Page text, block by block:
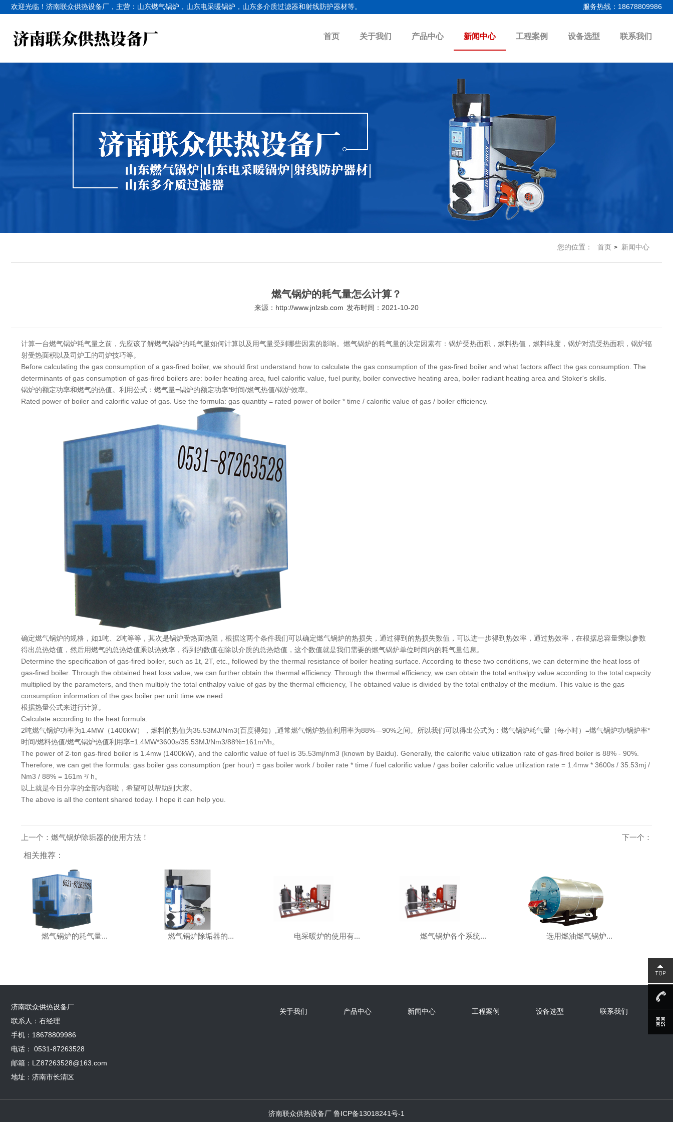
欢迎光临！济南联众供热设备厂，主营： 山东燃气锅炉 ， 山东电采暖锅炉 ， 山东多介质过滤器和射线防护器材等。 服务热线：18678809986
首页 关于我们 产品中心 新闻中心 工程案例 设备选型 联系我们
您的位置： 首页 > 新闻中心
燃气锅炉的耗气量怎么计算？
来源： http://www.jnlzsb.com 发布时间：2021-10-20
计算一台燃气锅炉耗气量之前，先应该了解燃气锅炉的耗气量如何计算以及用气量受到哪些因素的影响。燃气锅炉的耗气量的决定因素有：锅炉受热面积，燃料热值，燃料纯度，锅炉对流受热面积，锅炉辐
射受热面积以及司炉工的司炉技巧等。
Before calculating the gas consumption of a gas-fired boiler, we should first understand how to calculate the gas consumption of the gas-fired boiler and what factors affect the gas consumption. The
determinants of gas consumption of gas-fired boilers are: boiler heating area, fuel calorific value, fuel purity, boiler convective heating area, boiler radiant heating area and Stoker's skills.
锅炉的额定功率和燃气的热值。利用公式：燃气量=锅炉的额定功率*时间/燃气热值/锅炉效率。
Rated power of boiler and calorific value of gas. Use the formula: gas quantity = rated power of boiler * time / calorific value of gas / boiler efficiency.
确定燃气锅炉的规格，如1吨、2吨等等，其次是锅炉受热面热阻，根据这两个条件我们可以确定燃气锅炉的热损失，通过得到的热损失数值，可以进一步得到热效率，通过热效率，在根据总容量乘以参数
得出总热焓值，然后用燃气的总热焓值乘以热效率，得到的数值在除以介质的总热焓值，这个数值就是我们需要的燃气锅炉单位时间内的耗气量信息。
Determine the specification of gas-fired boiler, such as 1t, 2T, etc., followed by the thermal resistance of boiler heating surface. According to these two conditions, we can determine the heat loss of
gas-fired boiler. Through the obtained heat loss value, we can further obtain the thermal efficiency. Through the thermal efficiency, we can obtain the total enthalpy value according to the total capacity
multiplied by the parameters, and then multiply the total enthalpy value of gas by the thermal efficiency, The obtained value is divided by the total enthalpy of the medium. This value is the gas
consumption information of the gas boiler per unit time we need.
根据热量公式来进行计算。
Calculate according to the heat formula.
2吨燃气锅炉功率为1.4MW（1400kW），燃料的热值为35.53MJ/Nm3(百度得知）,通常燃气锅炉热值利用率为88%—90%之间。所以我们可以得出公式为：燃气锅炉耗气量（每小时）=燃气锅炉功/锅炉率*
时间/燃料热值/燃气锅炉热值利用率=1.4MW*3600s/35.53MJ/Nm3/88%=161m³/h。
The power of 2-ton gas-fired boiler is 1.4mw (1400kW), and the calorific value of fuel is 35.53mj/nm3 (known by Baidu). Generally, the calorific value utilization rate of gas-fired boiler is 88% - 90%.
Therefore, we can get the formula: gas boiler gas consumption (per hour) = gas boiler work / boiler rate * time / fuel calorific value / gas boiler calorific value utilization rate = 1.4mw * 3600s / 35.53mj /
Nm3 / 88% = 161m ³/ h。
以上就是今日分享的全部内容啦，希望可以帮助到大家。
The above is all the content shared today. I hope it can help you.
上一个：燃气锅炉除垢器的使用方法！ 下一个：
相关推荐：
燃气锅炉的耗气量... 燃气锅炉除垢器的... 电采暖炉的使用有... 燃气锅炉各个系统... 选用燃油燃气锅炉...
济南联众供热设备厂
联系人：石经理
手机：18678809986
电话： 0531-87263528
邮箱：LZ87263528@163.com
地址：济南市长清区
关于我们 产品中心 新闻中心 工程案例 设备选型 联系我们
济南联众供热设备厂 鲁ICP备13018241号-1